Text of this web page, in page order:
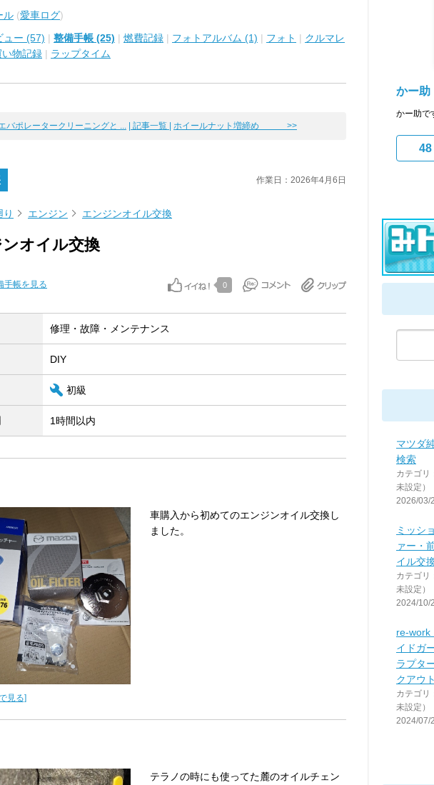
ル (愛車ログ)
ュー (57) | 整備手帳 (25) | 燃費記録 | フォトアルバム (1) | フォト | クルマレ
い物記録 | ラップタイム
バポレータークリーニングと ... | 記事一覧 | ホイールナット増締め >>
作業日：2026年4月6日
り エンジン エンジンオイル交換
オイル交換
手帳を見る 0
修理・故障・メンテナンス
DIY
初級
1時間以内
見る]
車購入から初めてのエンジンオイル交換し
ました。
テラノの時にも使ってた麓のオイルチェン
かー助
かー助で
48
マツダ
検索
カテゴリ
未設定）
2026/03/
ミッシ
ァー・
イル交
カテゴリ
未設定）
2024/10/
re-work
イドガ
ラプタ
クアウト
カテゴリ
未設定）
2024/07/